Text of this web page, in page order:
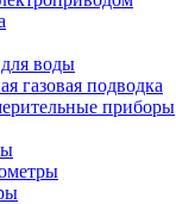
воды
газовая подводка
приборы